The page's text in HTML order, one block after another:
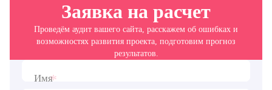
Заявка на расчет
Проведём аудит вашего сайта, расскажем об ошибках и
возможностях развития проекта, подготовим прогноз
результатов.
Имя*